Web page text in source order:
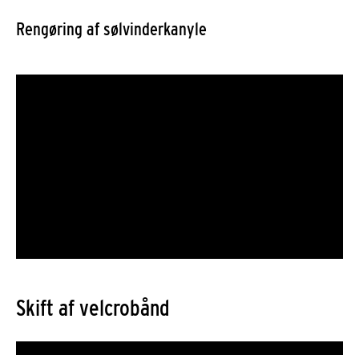
Rengøring af sølvinderkanyle
Skift af velcrobånd